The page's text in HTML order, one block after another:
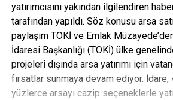
yatırımcısını yakından ilgilendiren
tarafından yapıldı. Söz konusu arsa
paylaşım TOKİ ve Emlak
İdaresi Başkanlığı (TOKİ) ülke
projeleri dışında arsa yatırımı için
fırsatlar sunmaya devam ediyor.
yüzlerce arsayı cazip seçeneklerle